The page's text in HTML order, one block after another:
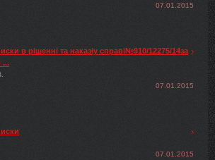
07.01.2015
в рішенні та наказіу справі№910/12275/14за
...
07.01.2015
07.01.2015